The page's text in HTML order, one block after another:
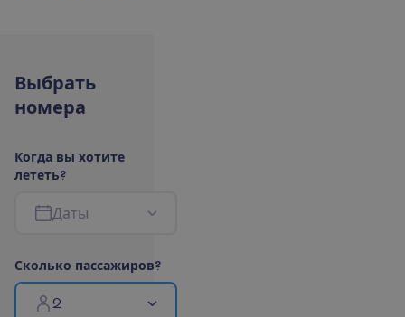
Выбрать
номера
Когда вы хотите
лететь?
Даты
Сколько пассажиров?
2